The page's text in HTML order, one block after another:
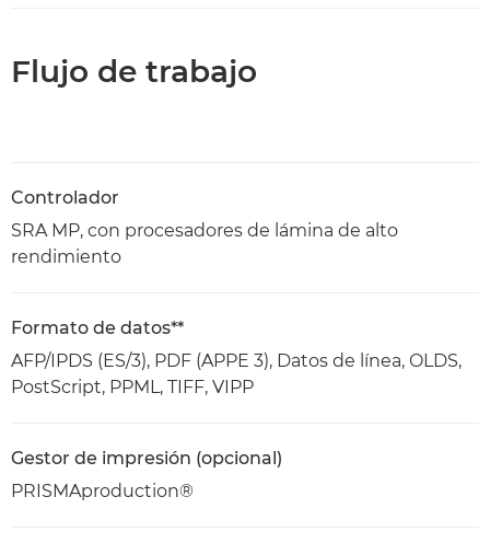
Flujo de trabajo
Controlador
SRA MP, con procesadores de lámina de alto
rendimiento
Formato de datos**
AFP/IPDS (ES/3), PDF (APPE 3), Datos de línea, OLDS,
PostScript, PPML, TIFF, VIPP
Gestor de impresión (opcional)
PRISMAproduction®